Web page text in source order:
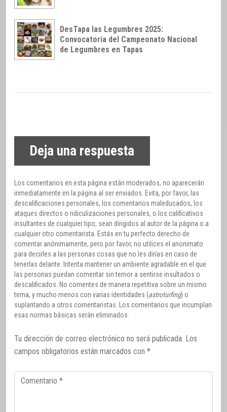
DesTapa las Legumbres 2025:
Convocatoria del Campeonato Nacional
de Legumbres en Tapas
Deja una respuesta
Los comentarios en esta página están moderados, no aparecerán
inmediatamente en la página al ser enviados. Evita, por favor, las
descalificaciones personales, los comentarios maleducados, los
ataques directos o ridiculizaciones personales, o los calificativos
insultantes de cualquier tipo, sean dirigidos al autor de la página o a
cualquier otro comentarista. Estás en tu perfecto derecho de
comentar anónimamente, pero por favor, no utilices el anonimato
para decirles a las personas cosas que no les dirías en caso de
tenerlas delante. Intenta mantener un ambiente agradable en el que
las personas puedan comentar sin temor a sentirse insultados o
descalificados. No comentes de manera repetitiva sobre un mismo
tema, y mucho menos con varias identidades (astroturfing) o
suplantando a otros comentaristas. Los comentarios que incumplan
esas normas básicas serán eliminados.
Tu dirección de correo electrónico no será publicada. Los
campos obligatorios están marcados con *
Comentario